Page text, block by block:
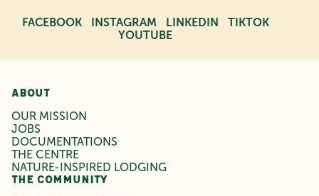
ABOUT
OUR MISSION
JOBS
DOCUMENTATIONS
THE CENTRE
NATURE-INSPIRED LODGING
THE COMMUNITY
FACEBOOK INSTAGRAM LINKEDIN
TIKTOK
YOUTUBE